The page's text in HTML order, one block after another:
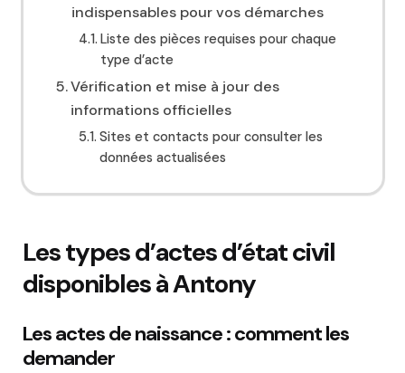
indispensables pour vos démarches
Liste des pièces requises pour chaque
type d’acte
Vérification et mise à jour des
informations officielles
Sites et contacts pour consulter les
données actualisées
Les types d’actes d’état civil
disponibles à Antony
Les actes de naissance : comment les
demander